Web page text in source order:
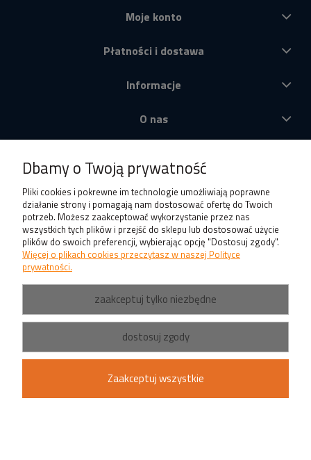
Moje konto
Płatności i dostawa
Informacje
O nas
Dbamy o Twoją prywatność
Pliki cookies i pokrewne im technologie umożliwiają poprawne
działanie strony i pomagają nam dostosować ofertę do Twoich
potrzeb. Możesz zaakceptować wykorzystanie przez nas
wszystkich tych plików i przejść do sklepu lub dostosować użycie
plików do swoich preferencji, wybierając opcję "Dostosuj zgody".
Więcej o plikach cookies przeczytasz w naszej Polityce
prywatności.
zaakceptuj tylko niezbędne
dostosuj zgody
Zaakceptuj wszystkie